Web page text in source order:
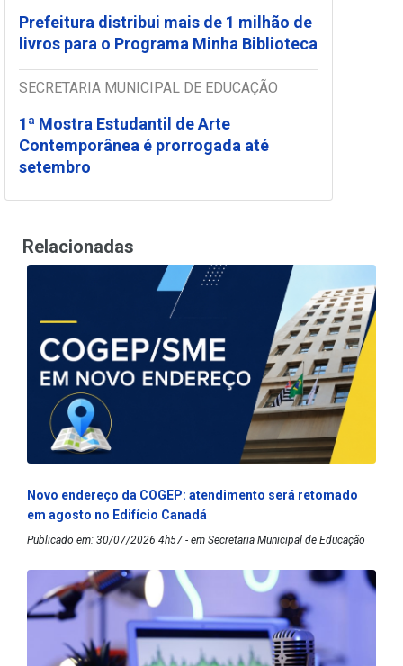
Prefeitura distribui mais de 1 milhão de
livros para o Programa Minha Biblioteca
SECRETARIA MUNICIPAL DE EDUCAÇÃO
1ª Mostra Estudantil de Arte
Contemporânea é prorrogada até
setembro
Relacionadas
Novo endereço da COGEP: atendimento será retomado
em agosto no Edifício Canadá
Publicado em: 30/07/2026 4h57 - em Secretaria Municipal de Educação